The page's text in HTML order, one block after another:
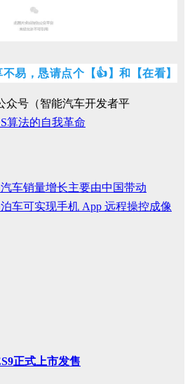
END
不易，恳请点个【👍】和【在看】
众号（智能汽车开发者平
算法的自我革命
车销量增长主要由中国带动
车可实现手机 App 远程操控成像
正式上市发售